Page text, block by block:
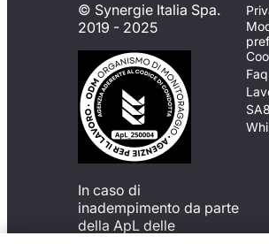
© Synergie Italia Spa.
2019 - 2025
In caso di
inadempimento da parte
della ApL delle
Faq